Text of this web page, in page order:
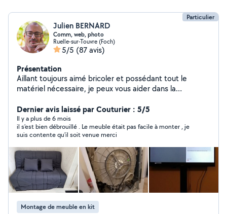
Particulier
Julien BERNARD
Comm, web, photo
Ruelle-sur-Touvre (Foch)
5/5 (87 avis)
Présentation
Aillant toujours aimé bricoler et possédant tout le
matériel nécessaire, je peux vous aider dans la
informatique, web ou tout autre selon vos besoins ...
attentif et rigoureux, je prendrais à coeur les tâches que
vous me confierez.
Dernier avis laissé par Couturier : 5/5
Il y a plus de 6 mois
il s'est bien débrouillé . Le meuble était pas facile à monter , je
suis contente qu'il soit venue merci
Montage de meuble en kit